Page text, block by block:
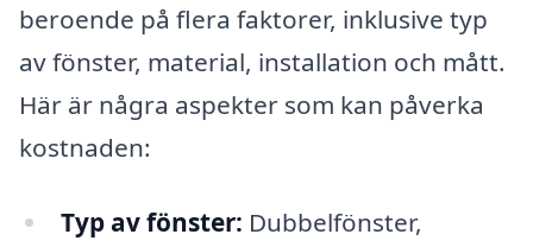
beroende på flera faktorer, inklusive typ
av fönster, material, installation och mått.
Här är några aspekter som kan påverka
kostnaden:
Typ av fönster: Dubbelfönster,